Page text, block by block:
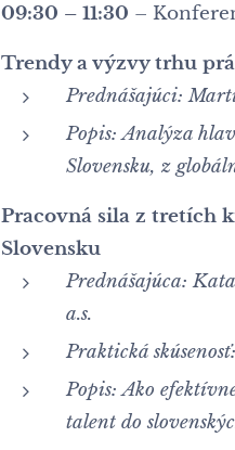
09:30 – 11:30 –
Trendy a výzvy trhu
Prednášajúci:
Popis:Analýza
Slovensku, z
Pracovná sila z tretích
Slovensku
Prednášajúca:
a.s.
Praktická
Popis:Ako
talent do